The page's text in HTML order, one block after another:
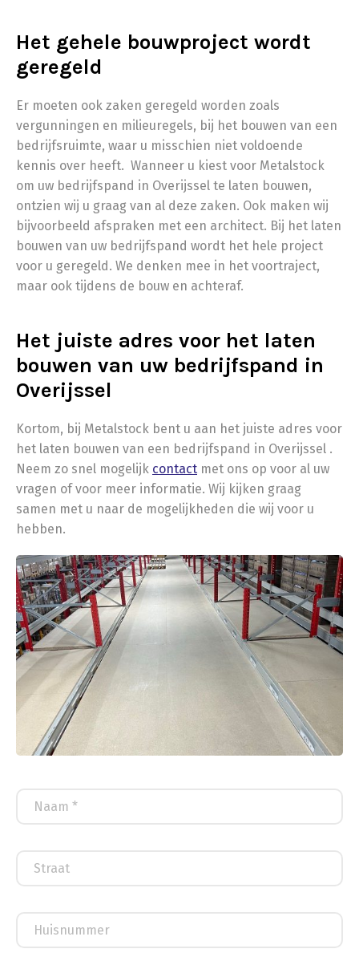
Het gehele bouwproject wordt
geregeld
Er moeten ook zaken geregeld worden zoals
vergunningen en milieuregels, bij het bouwen van een
bedrijfsruimte, waar u misschien niet voldoende
kennis over heeft. Wanneer u kiest voor Metalstock
om uw bedrijfspand in Overijssel te laten bouwen,
ontzien wij u graag van al deze zaken. Ook maken wij
bijvoorbeeld afspraken met een architect. Bij het laten
bouwen van uw bedrijfspand wordt het hele project
voor u geregeld. We denken mee in het voortraject,
maar ook tijdens de bouw en achteraf.
Het juiste adres voor het laten
bouwen van uw bedrijfspand in
Overijssel
Kortom, bij Metalstock bent u aan het juiste adres voor
het laten bouwen van een bedrijfspand in Overijssel .
Neem zo snel mogelijk contact met ons op voor al uw
vragen of voor meer informatie. Wij kijken graag
samen met u naar de mogelijkheden die wij voor u
hebben.